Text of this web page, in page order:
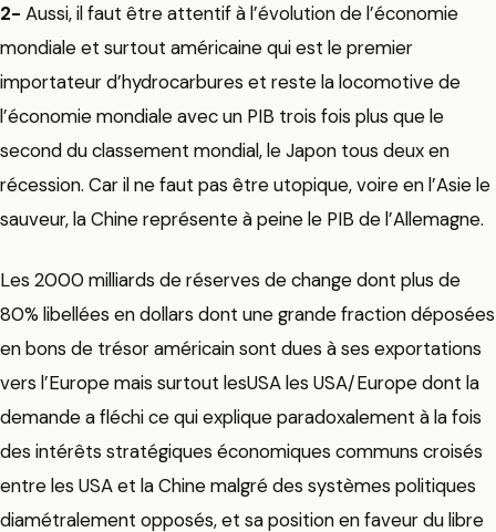
2- Aussi, il faut être attentif à l’évolution de l’économie
mondiale et surtout américaine qui est le premier
importateur d’hydrocarbures et reste la locomotive de
l’économie mondiale avec un PIB trois fois plus que le
second du classement mondial, le Japon tous deux en
récession. Car il ne faut pas être utopique, voire en l’Asie le
sauveur, la Chine représente à peine le PIB de l’Allemagne.
Les 2000 milliards de réserves de change dont plus de
80% libellées en dollars dont une grande fraction déposées
en bons de trésor américain sont dues à ses exportations
vers l’Europe mais surtout lesUSA les USA/Europe dont la
demande a fléchi ce qui explique paradoxalement à la fois
des intérêts stratégiques économiques communs croisés
entre les USA et la Chine malgré des systèmes politiques
diamétralement opposés, et sa position en faveur du libre